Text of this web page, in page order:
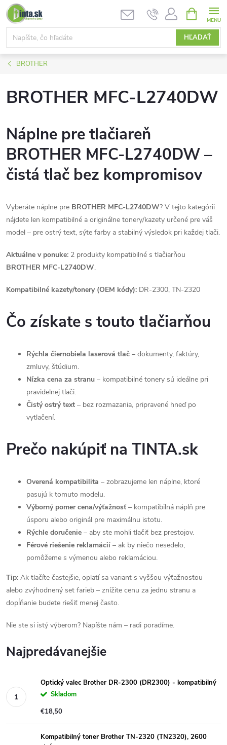
Prejsť
na
obsah
HĽADAŤ
KOŠÍK
BROTHER
BROTHER MFC-L2740DW
Náplne pre tlačiareň
BROTHER MFC-L2740DW –
čistá tlač bez kompromisov
Vyberáte náplne pre BROTHER MFC-L2740DW? V tejto kategórii
nájdete len kompatibilné a originálne tonery/kazety určené pre váš
model – pre ostrý text, sýte farby a stabilný výsledok pri každej tlači.
Aktuálne v ponuke: 2 produkty kompatibilné s tlačiarňou
BROTHER MFC-L2740DW.
Kompatibilné kazety/tonery (OEM kódy): DR-2300, TN-2320
Čo získate s touto tlačiarňou
Rýchla čiernobiela laserová tlač – dokumenty, faktúry,
zmluvy, štúdium.
Nízka cena za stranu – kompatibilné tonery sú ideálne pri
pravidelnej tlači.
Čistý ostrý text – bez rozmazania, pripravené hneď po
vytlačení.
Prečo nakúpiť na TINTA.sk
Overená kompatibilita – zobrazujeme len náplne, ktoré
pasujú k tomuto modelu.
Výborný pomer cena/výťažnosť – kompatibilná náplň pre
úsporu alebo originál pre maximálnu istotu.
Rýchle doručenie – aby ste mohli tlačiť bez prestojov.
Férové riešenie reklamácií – ak by niečo nesedelo,
pomôžeme s výmenou alebo reklamáciou.
Tip: Ak tlačíte častejšie, oplatí sa variant s vyššou výťažnosťou
alebo zvýhodnený set farieb – znížite cenu za jednu stranu a
dopĺňanie budete riešiť menej často.
Nie ste si istý výberom? Napíšte nám – radi poradíme.
Najpredávanejšie
Optický valec Brother DR-2300 (DR2300) - kompatibilný
Skladom
€18,50
Kompatibilný toner Brother TN-2320 (TN2320), 2600